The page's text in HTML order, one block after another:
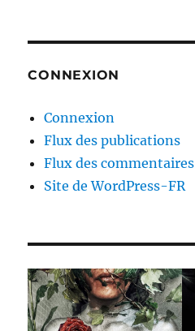
CONNEXION
Connexion
Flux des publications
Flux des commentaires
Site de WordPress-FR